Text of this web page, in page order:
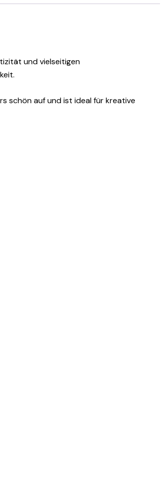
und vielseitigen
schön auf und ist ideal für kreative